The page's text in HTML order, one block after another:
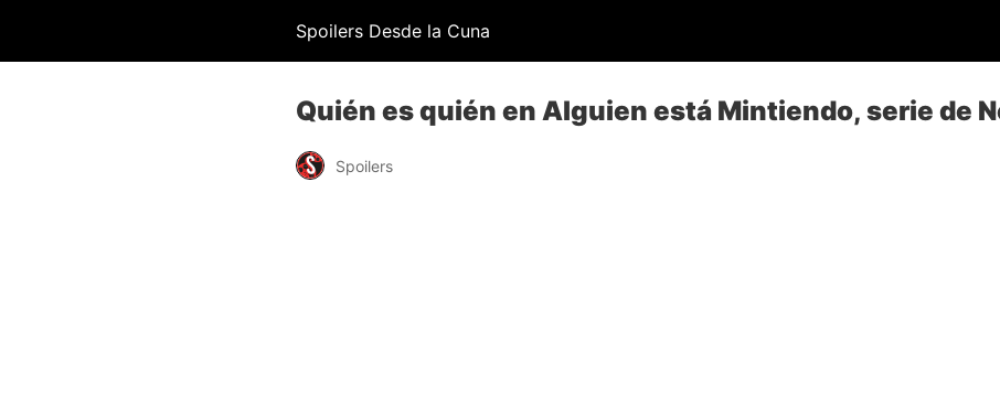
Spoilers Desde la Cuna
Quién es quién en Alguien está Mintiendo, serie de
Spoilers